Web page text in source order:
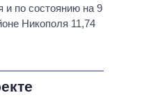
и по состоянию на 9
Никополя 11,74